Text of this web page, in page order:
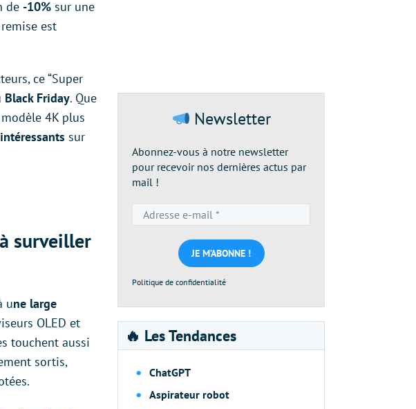
de -10% sur une
est
ce “Super
Black Friday. Que
4K plus
sur
surveiller
une large
OLED et
touchent aussi
sortis,
Newsletter
Abonnez-vous à notre newsletter
pour recevoir nos dernières actus par
mail !
e-
mail
*
Politique de confidentialité
🔥 Les Tendances
ChatGPT
Aspirateur robot